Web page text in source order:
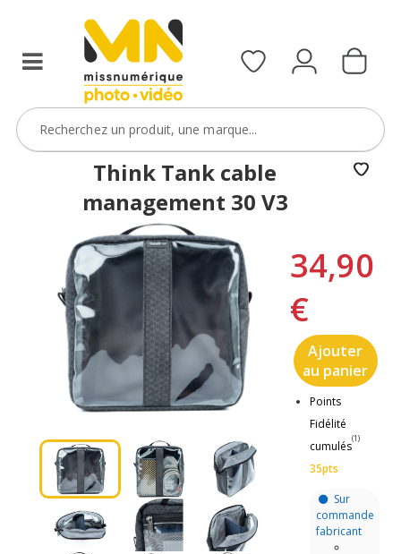
Think Tank cable
management 30 V3
34,90
€
Ajouter
au panier
Points
Fidélité
cumulés
(1)
35pts
Sur
commande
fabricant